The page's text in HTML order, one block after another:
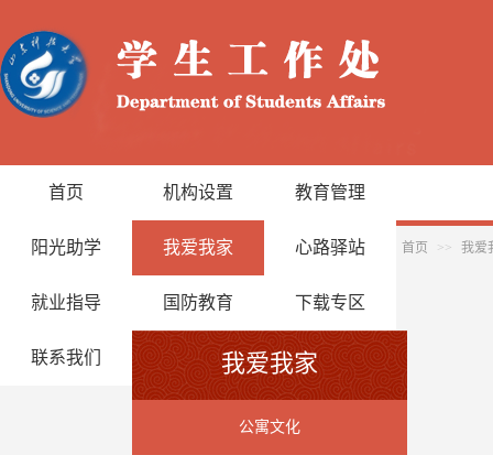
首页 机构设置 教育管理
阳光助学 我爱我家 心路驿站
就业指导 国防教育 下载专区
联系我们
首页 >> 我爱
我爱我家
公寓文化